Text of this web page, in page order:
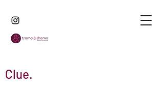
Clue.